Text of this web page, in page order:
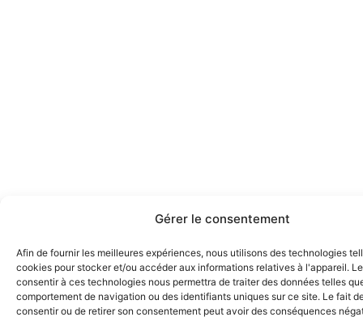
Gérer le consentement
Afin de fournir les meilleures expériences, nous utilisons des technologies
cookies pour stocker et/ou accéder aux informations relatives à l'appareil.
consentir à ces technologies nous permettra de traiter des données telles
comportement de navigation ou des identifiants uniques sur ce site. Le fait
consentir ou de retirer son consentement peut avoir des conséquences